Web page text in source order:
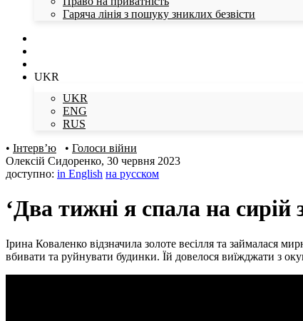
Гаряча лінія з пошуку зниклих безвісти
UKR
UKR
ENG
RUS
• Інтерв’ю • Голоси війни
Олексій Сидоренко, 30 червня 2023
доступно: in English на русском
‘Два тижні я спала на
Ірина Коваленко відзначила золоте весілля та займалася
вбивати та руйнувати будинки. Їй довелося виїжджати з